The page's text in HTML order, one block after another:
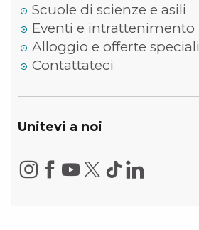
Scuole di scienze e asili
Eventi e intrattenimento
Alloggio e offerte speciali
Contattateci
Unitevi a noi